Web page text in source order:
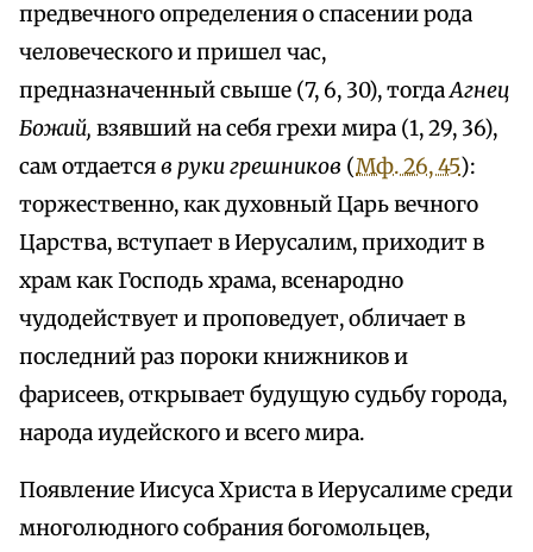
предвечного определения о спасении рода
человеческого и пришел час,
предназначенный свыше (7, 6, 30), тогдаАгнец
Божий, взявший на себя грехи мира (1, 29, 36),
сам отдаетсяв руки грешников (Мф. 26, 45):
торжественно, как духовный Царь вечного
Царства, вступает в Иерусалим, приходит в
храм как Господь храма, всенародно
чудодействует и проповедует, обличает в
последний раз пороки книжников и
фарисеев, открывает будущую судьбу города,
народа иудейского и всего мира.
Появление Иисуса Христа в Иерусалиме среди
многолюдного собрания богомольцев,